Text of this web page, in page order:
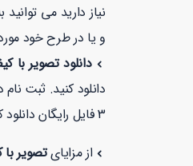
نیاز دارید می
و یا در طرح خود
دانلود تصویر با
دانلود کنید. ثبت
3 فایل رایگان دانلود کنید و یا با
از مزایایتصویر